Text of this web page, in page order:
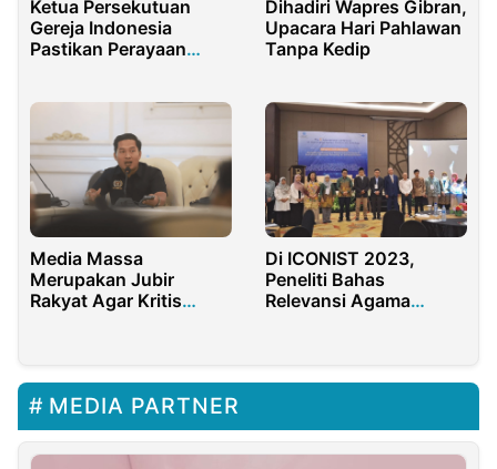
Ketua Persekutuan
Gereja Indonesia
Pastikan Perayaan
Dihadiri Wapres Gibran,
Upacara Hari Pahlawan
Tanpa Kedip
Media Massa
Merupakan Jubir
Rakyat Agar Kritis
Di ICONIST 2023,
Peneliti Bahas
Relevansi Agama
MEDIA PARTNER